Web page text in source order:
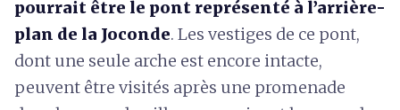
pourrait être le pont représenté à l’arrière-
plan de la Joconde. Les vestiges de ce pont,
dont une seule arche est encore intacte,
peuvent être visités après une promenade